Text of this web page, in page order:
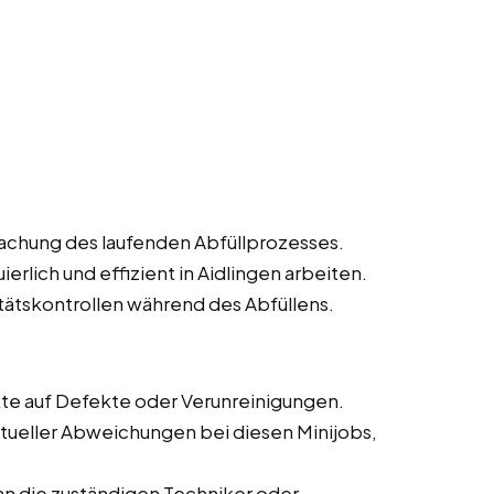
des laufenden Abfüllprozesses.
und effizient in Aidlingen arbeiten.
während des Abfüllens.
auf Defekte oder Verunreinigungen.
Abweichungen bei diesen Minijobs,